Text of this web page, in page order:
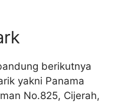
berikutnya
yakni Panama
No.825, Cijerah,